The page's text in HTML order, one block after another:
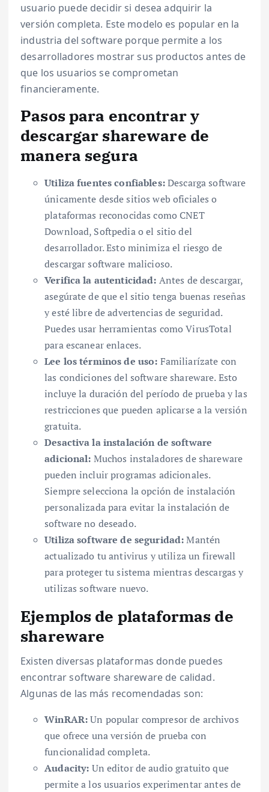
usuario puede decidir si desea adquirir la
versión completa. Este modelo es popular en la
industria del software porque permite a los
desarrolladores mostrar sus productos antes de
que los usuarios se comprometan
financieramente.
Pasos para encontrar y
descargar shareware de
manera segura
Utiliza fuentes confiables:Descarga software
únicamente desde sitios web oficiales o
plataformas reconocidas como CNET
Download, Softpedia o el sitio del
desarrollador. Esto minimiza el riesgo de
descargar software malicioso.
Verifica la autenticidad: Antes de descargar,
asegúrate de que el sitio tenga buenas reseñas
y esté libre de advertencias de seguridad.
Puedes usar herramientas como VirusTotal
para escanear enlaces.
Lee los términos de uso: Familiarízate con
las condiciones del software shareware. Esto
incluye la duración del período de prueba y las
restricciones que pueden aplicarse a la versión
gratuita.
Desactiva la instalación de software
adicional: Muchos instaladores de shareware
pueden incluir programas adicionales.
Siempre selecciona la opción de instalación
personalizada para evitar la instalación de
software no deseado.
Utiliza software de seguridad:Mantén
actualizado tu antivirus y utiliza un firewall
para proteger tu sistema mientras descargas y
utilizas software nuevo.
Ejemplos de plataformas de
shareware
Existen diversas plataformas donde puedes
encontrar software shareware de calidad.
Algunas de las más recomendadas son:
WinRAR:Un popular compresor de archivos
que ofrece una versión de prueba con
funcionalidad completa.
Audacity: Un editor de audio gratuito que
permite a los usuarios experimentar antes de